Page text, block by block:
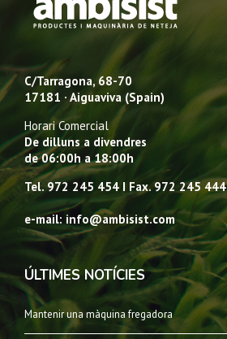
C/Tarragona, 68-70
17181 · Aiguaviva (Spain)
Horari Comercial
De dilluns a divendres
de 06:00h a 18:00h
Tel. 972 245 454 I Fax. 972 245 444
e-mail: info@ambisist.com
ÚLTIMES NOTÍCIES
Mantenir una màquina fregadora